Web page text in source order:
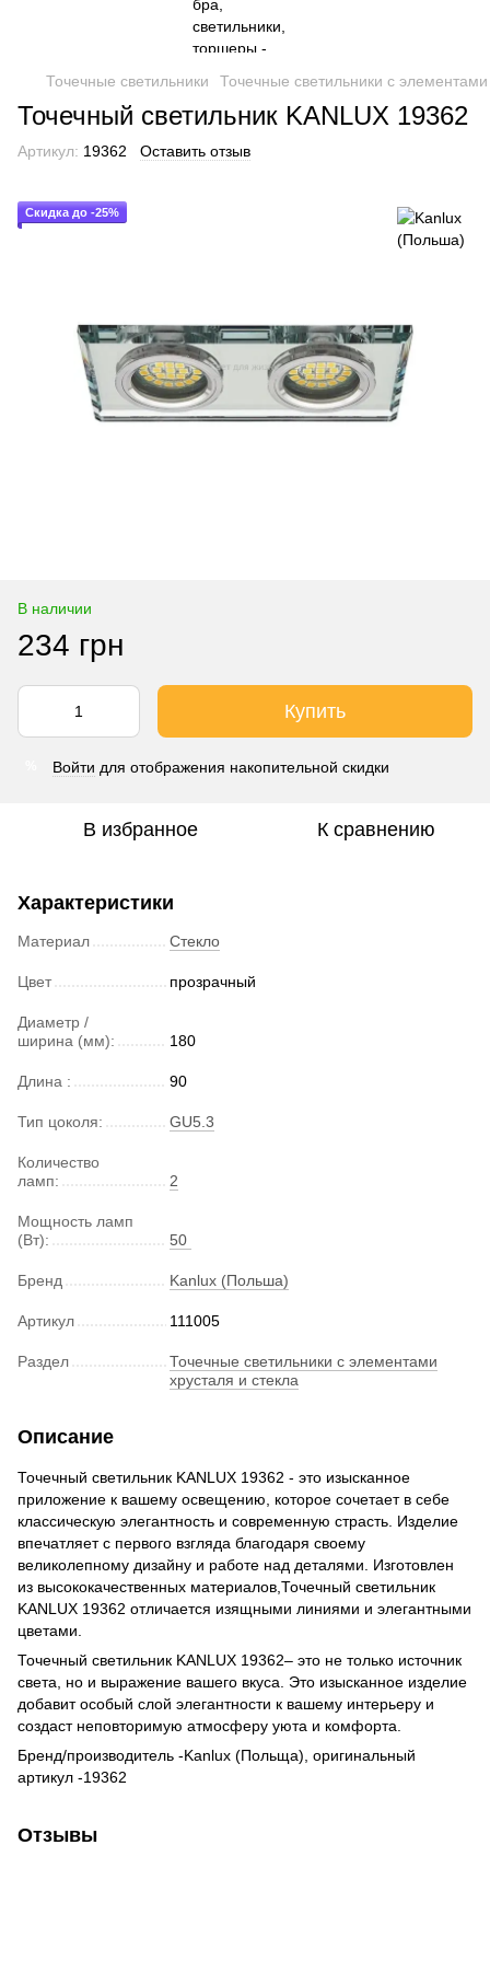
Точечные светильники Точечные светильники с элементами
Точечный светильник KANLUX 19362
Артикул: 19362 Оставить отзыв
Скидка до -25%
В наличии
234 грн
Купить
Войти для отображения накопительной скидки
В избранное К сравнению
Характеристики
Материал Стекло
Цвет прозрачный
Диаметр /
ширина (мм):
180
Длина : 90
Тип цоколя: GU5.3
Количество
ламп:
2
Мощность ламп
(Вт):
50
Бренд Kanlux (Польша)
Артикул 111005
Раздел
Точечные светильники с элементами
хрусталя и стекла
Описание
Точечный светильник KANLUX 19362 - это изысканное
приложение к вашему освещению, которое сочетает в себе
классическую элегантность и современную страсть. Изделие
впечатляет с первого взгляда благодаря своему
великолепному дизайну и работе над деталями. Изготовлен
из высококачественных материалов,Точечный светильник
KANLUX 19362 отличается изящными линиями и элегантными
цветами.
Точечный светильник KANLUX 19362– это не только источник
света, но и выражение вашего вкуса. Это изысканное изделие
добавит особый слой элегантности к вашему интерьеру и
создаст неповторимую атмосферу уюта и комфорта.
Бренд/производитель -Kanlux (Польща), оригинальный
артикул -19362
Отзывы